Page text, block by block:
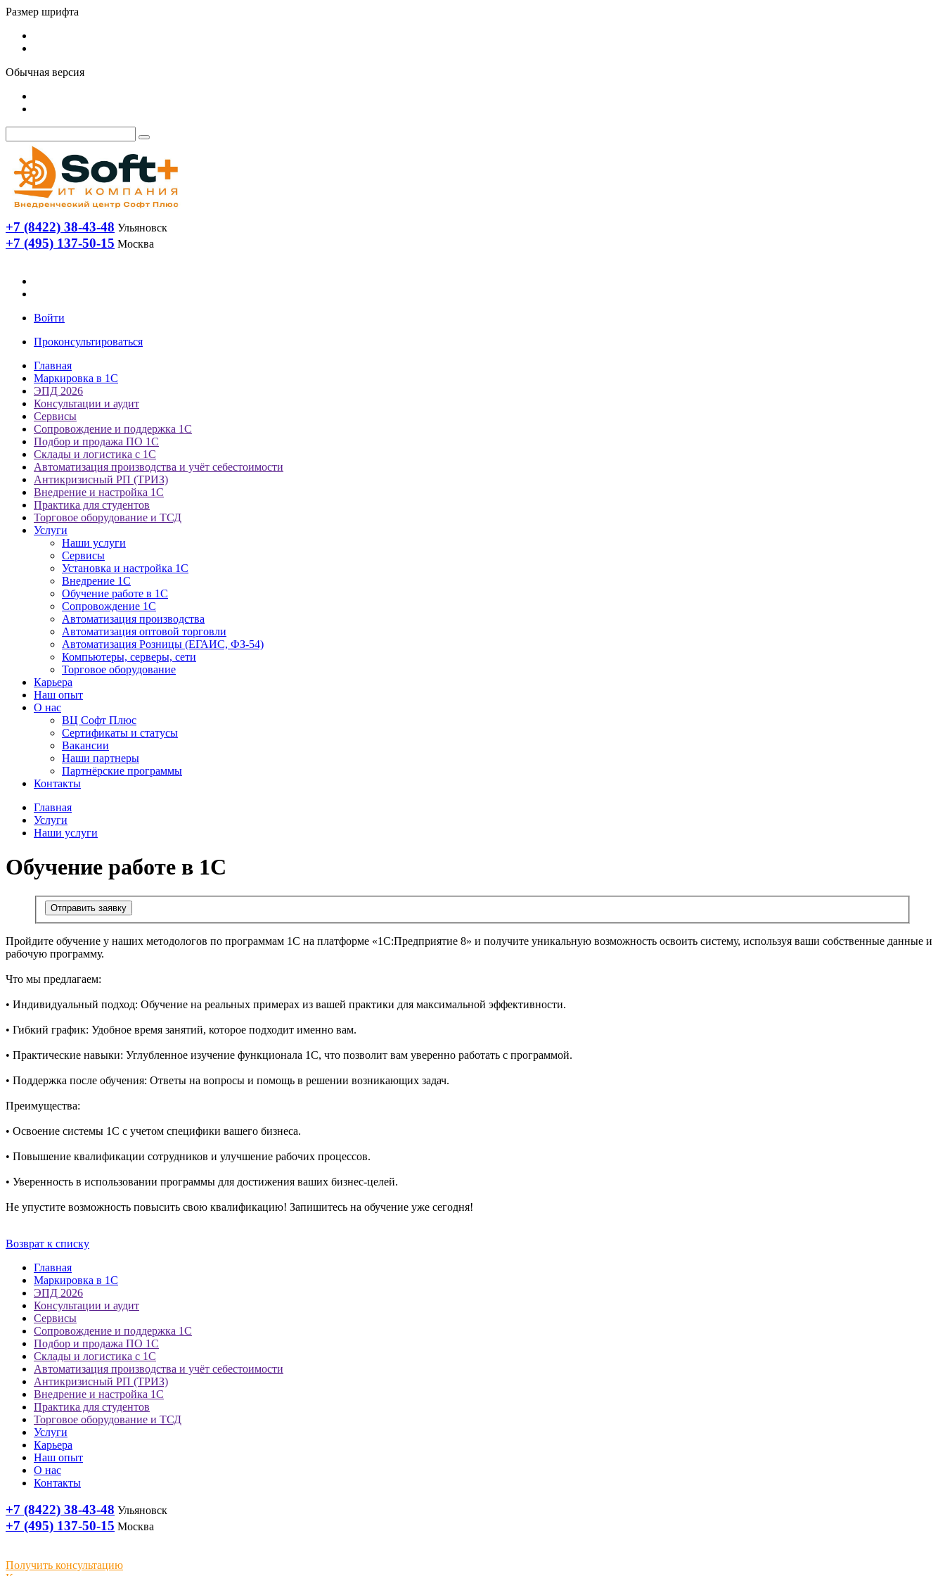
Размер шрифта
Обычная версия
+7 (8422) 38-43-48 Ульяновск
+7 (495) 137-50-15 Москва
Войти
Проконсультироваться
Главная
Маркировка в 1С
ЭПД 2026
Консультации и аудит
Сервисы
Сопровождение и поддержка 1С
Подбор и продажа ПО 1С
Склады и логистика с 1С
Автоматизация производства и учёт себестоимости
Антикризисный РП (ТРИЗ)
Внедрение и настройка 1С
Практика для студентов
Торговое оборудование и ТСД
Услуги
Наши услуги
Сервисы
Установка и настройка 1С
Внедрение 1С
Обучение работе в 1С
Сопровождение 1С
Автоматизация производства
Автоматизация оптовой торговли
Автоматизация Розницы (ЕГАИС, ФЗ-54)
Компьютеры, серверы, сети
Торговое оборудование
Карьера
Наш опыт
О нас
ВЦ Софт Плюс
Сертификаты и статусы
Вакансии
Наши партнеры
Партнёрские программы
Контакты
Главная
Услуги
Наши услуги
Обучение работе в 1С
Отправить заявку
Пройдите обучение у наших методологов по программам 1С на платформе «1С:Предприятие 8» и получите уникальную возможность освоить систему, используя ваши собственные данные и
рабочую программу.
Что мы предлагаем:
• Индивидуальный подход: Обучение на реальных примерах из вашей практики для максимальной эффективности.
• Гибкий график: Удобное время занятий, которое подходит именно вам.
• Практические навыки: Углубленное изучение функционала 1С, что позволит вам уверенно работать с программой.
• Поддержка после обучения: Ответы на вопросы и помощь в решении возникающих задач.
Преимущества:
• Освоение системы 1С с учетом специфики вашего бизнеса.
• Повышение квалификации сотрудников и улучшение рабочих процессов.
• Уверенность в использовании программы для достижения ваших бизнес-целей.
Не упустите возможность повысить свою квалификацию! Запишитесь на обучение уже сегодня!
Возврат к списку
Главная
Маркировка в 1С
ЭПД 2026
Консультации и аудит
Сервисы
Сопровождение и поддержка 1С
Подбор и продажа ПО 1С
Склады и логистика с 1С
Автоматизация производства и учёт себестоимости
Антикризисный РП (ТРИЗ)
Внедрение и настройка 1С
Практика для студентов
Торговое оборудование и ТСД
Услуги
Карьера
Наш опыт
О нас
Контакты
+7 (8422) 38-43-48 Ульяновск
+7 (495) 137-50-15 Москва
Получить консультацию